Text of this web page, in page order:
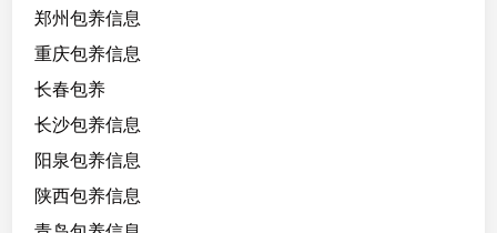
郑州包养信息
重庆包养信息
长春包养
长沙包养信息
阳泉包养信息
陕西包养信息